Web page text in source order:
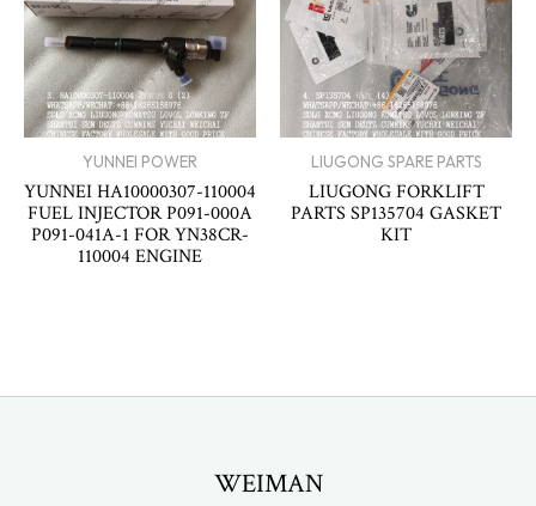
YUNNEI POWER
YUNNEI HA10000307-110004
FUEL INJECTOR P091-000A
P091-041A-1 FOR YN38CR-
110004 ENGINE
LIUGONG SPARE PARTS
LIUGONG FORKLIFT
PARTS SP135704 GASKET
KIT
WEIMAN